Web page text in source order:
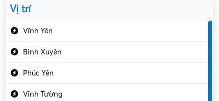
Vị trí
Vĩnh Yên
Bình Xuyên
Phúc Yên
Vĩnh Tường